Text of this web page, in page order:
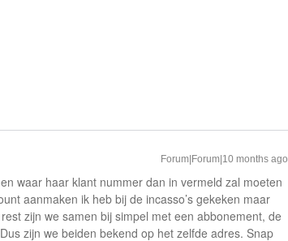
Forum|Forum|10 months ago
waar haar klant nummer dan in vermeld zal moeten
aanmaken ik heb bij de incasso’s gekeken maar
zijn we samen bij simpel met een abbonement, de
zijn we beiden bekend op het zelfde adres. Snap